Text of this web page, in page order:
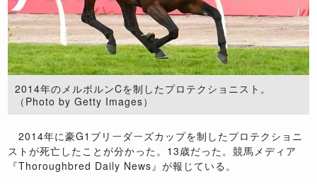
2014年のメルボルンCを制したプロテクショニスト。
（Photo by Getty Images）
2014年に豪G1ブリーダーズカップを制したプロテクショニ
ストが死亡したことが分かった。13歳だった。競馬メディア
『Thoroughbred Daily News』が報じている。